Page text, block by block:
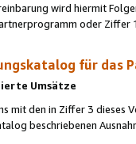
wird hiermit
oder
für das
Umsätze
mit den in Ziffer 3
beschriebenen